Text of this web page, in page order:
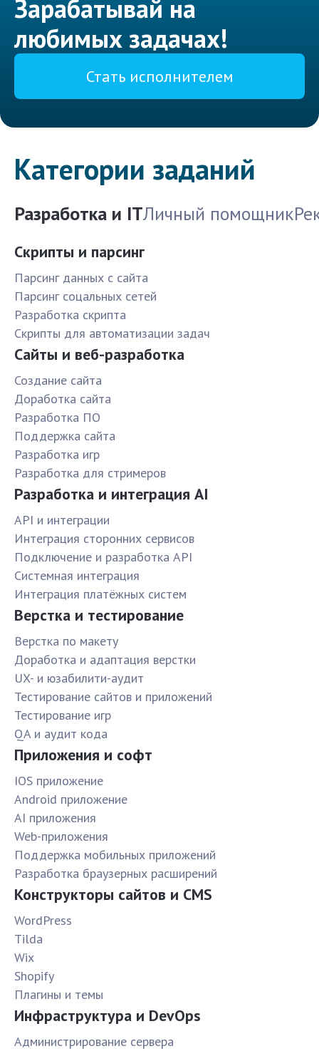
Зарабатывай на
любимых задачах!
Стать исполнителем
Категории заданий
Разработка и ITЛичный помощник
Скрипты и парсинг
Парсинг данных с сайта
Парсинг соцальных сетей
Разработка скрипта
Скрипты для автоматизации задач
Сайты и веб-разработка
Создание сайта
Доработка сайта
Разработка ПО
Поддержка сайта
Разработка игр
Разработка для стримеров
Разработка и интеграция AI
API и интеграции
Интеграция сторонних сервисов
Подключение и разработка API
Системная интеграция
Интеграция платёжных систем
Верстка и тестирование
Верстка по макету
Доработка и адаптация верстки
UX- и юзабилити-аудит
Тестирование сайтов и приложений
Тестирование игр
QA и аудит кода
Приложения и софт
IOS приложение
Android приложение
AI приложения
Web-приложения
Поддержка мобильных приложений
Разработка браузерных расширений
Конструкторы сайтов и CMS
WordPress
Tilda
Wix
Shopify
Плагины и темы
Инфраструктура и DevOps
Администрирование сервера